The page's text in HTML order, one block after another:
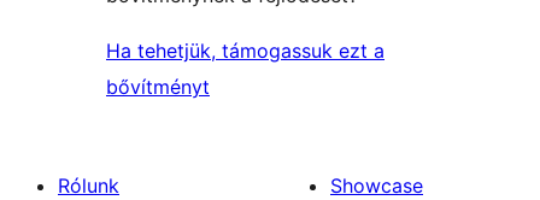
Ha tehetjük, támogassuk ezt a
bővítményt
Rólunk
Showcase